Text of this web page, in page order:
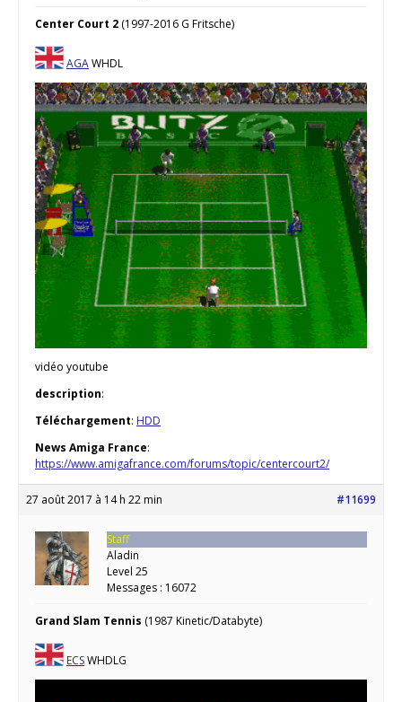
Center Court 2 (1997-2016 G Fritsche)
AGAWHDL
vidéo youtube
description:
Téléchargement: HDD
News Amiga France:
https://www.amigafrance.com/forums/topic/centercourt2/
27 août 2017 à 14 h 22 min #11699
Staff
Aladin
Level 25
Messages : 16072
Grand Slam Tennis (1987 Kinetic/Databyte)
ECSWHDLG